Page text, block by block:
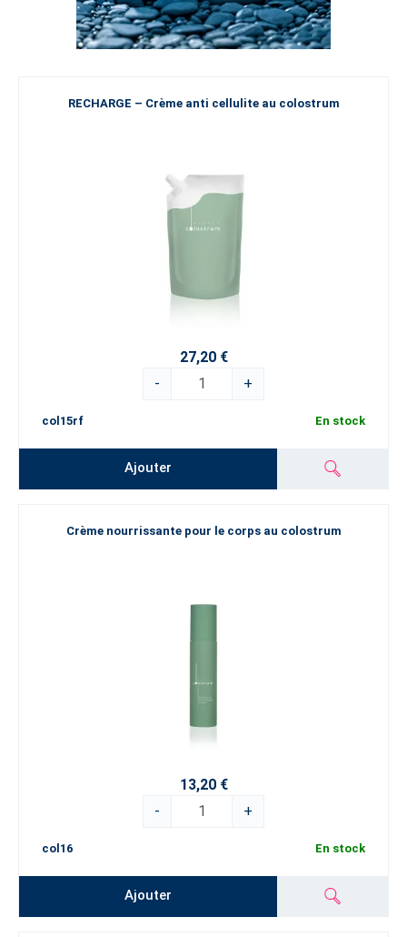
RECHARGE – Crème anti cellulite au colostrum
27,20 €
-
+
col15rf En stock
Ajouter
Crème nourrissante pour le corps au colostrum
13,20 €
-
+
col16 En stock
Ajouter